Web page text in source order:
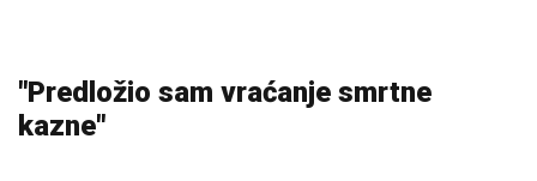
"Predložio sam vraćanje smrtne
kazne"